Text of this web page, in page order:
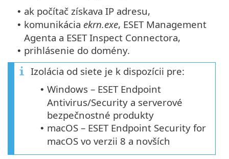
• ak počítač získava IP adresu,
• komunikácia ekrn.exe, ESET Management
Agenta a ESET Inspect Connectora,
• prihlásenie do domény.
Izolácia od siete je k dispozícii pre:
• Windows – ESET Endpoint
Antivirus/Security a serverové
bezpečnostné produkty
• macOS – ESET Endpoint Security for
macOS vo verzii 8 a novších